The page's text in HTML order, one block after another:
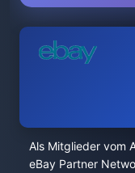
Als Mitglieder vom
eBay Partner